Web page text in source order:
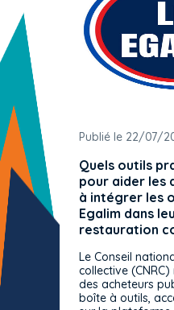
Publié le 22/07/
Quels outils
pour aider les
à intégrer les
Egalim dans
restauration
Le Conseil
collective
des acheteurs
boîte à outils,